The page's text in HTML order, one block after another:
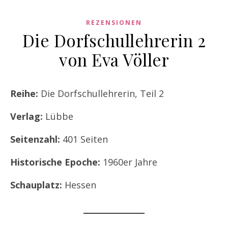
REZENSIONEN
Die Dorfschullehrerin 2
von Eva Völler
Reihe: Die Dorfschullehrerin, Teil 2
Verlag: Lübbe
Seitenzahl: 401 Seiten
Historische Epoche: 1960er Jahre
Schauplatz: Hessen